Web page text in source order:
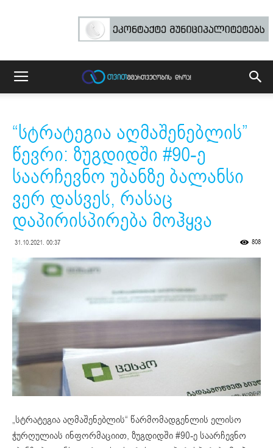
“სტრატეგია აღმაშენებლის”
წევრი: ზუგდიდში #90-ე
საარჩევნო უბანზე ბალანსი
ვერ დასვეს, რასაც
დაპირისპირება მოჰყვა
31.10.2021. 00:37 808
„სტრატეგია აღმაშენებლის“ წარმომადგენლის ელისო
ჭურღულიას ინფორმაციით, ზუგდიდში #90-ე საარჩევნო